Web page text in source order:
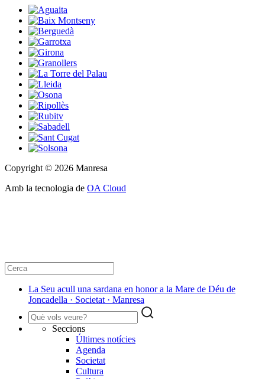
Copyright © 2026 Manresa
Amb la tecnologia de OA Cloud
La Seu acull una sardana en honor a la Mare de Déu de
Joncadella · Societat · Manresa
Seccions
Últimes notícies
Agenda
Societat
Cultura